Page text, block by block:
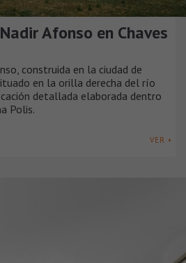
Afonso en Chaves
construida en la ciudad de
en la orilla derecha del río
detallada elaborada dentro
Polis.
VER +